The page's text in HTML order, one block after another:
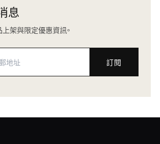
息
架與限定優惠資訊。
訂閱